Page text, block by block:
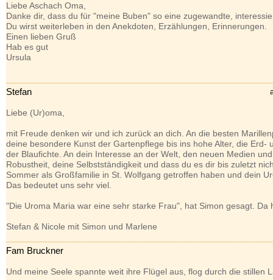
Liebe Aschach Oma,
Danke dir, dass du für "meine Buben" so eine zugewandte,
Du wirst weiterleben in den Anekdoten, Erzählungen, Erinnerungen.
Einen lieben Gruß
Hab es gut
Ursula
Stefan
Liebe (Ur)oma,
mit Freude denken wir und ich zurück an dich. An die besten
deine besondere Kunst der Gartenpflege bis ins hohe Alter, die Erd-
der Blaufichte. An dein Interesse an der Welt, den neuen Medien
Robustheit, deine Selbstständigkeit und dass du es dir bis zuletzt
Sommer als Großfamilie in St. Wolfgang getroffen haben und dein
Das bedeutet uns sehr viel.
"Die Uroma Maria war eine sehr starke Frau", hat Simon gesagt.
Stefan & Nicole mit Simon und Marlene
Fam Bruckner
Und meine Seele spannte weit ihre Flügel aus, flog durch die stillen